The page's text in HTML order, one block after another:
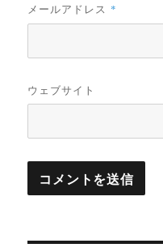
メールアドレス *
ウェブサイト